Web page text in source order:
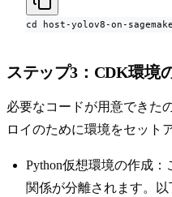
cd host-yolov8-on-
ステップ3：CDK環境
必要なコードが用意できた
ロイのために環境をセット
Python仮想環境の作成
関係が分離されます。以